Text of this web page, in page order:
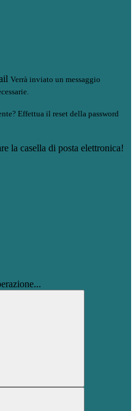
Verrà inviato un messaggio
Effettua il reset della password
la casella di posta elettronica!